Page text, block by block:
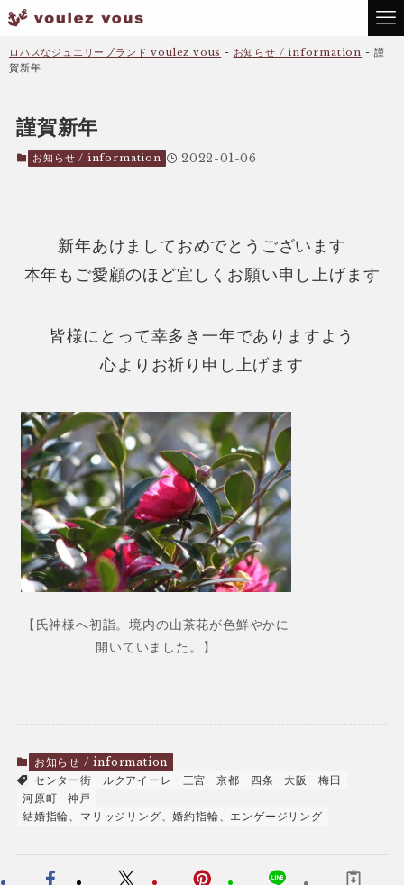
ロハスなジュエリーブランド voulez vous - お知らせ / information - 謹
賀新年
謹賀新年
お知らせ / information 2022-01-06
新年あけましておめでとうございます
本年もご愛顧のほど宜しくお願い申し上げます
皆様にとって幸多き一年でありますよう
心よりお祈り申し上げます
【氏神様へ初詣。境内の山茶花が色鮮やかに
開いていました。】
お知らせ / information
センター街
ルクアイーレ 三宮 京都 四条 大阪
梅田
河原町
神戸
結婚指輪、マリッジリング、婚約指輪、エンゲージリング